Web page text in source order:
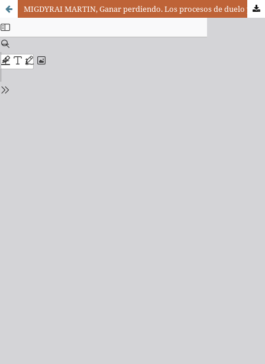
MIGDYRAI MARTIN, Ganar perdiendo. Los procesos de duelo y las experiencias de pérdida: Muerte-Divorcio-Migración. Bilbao: Desclée de Brouwer, 2010, 153 pp.